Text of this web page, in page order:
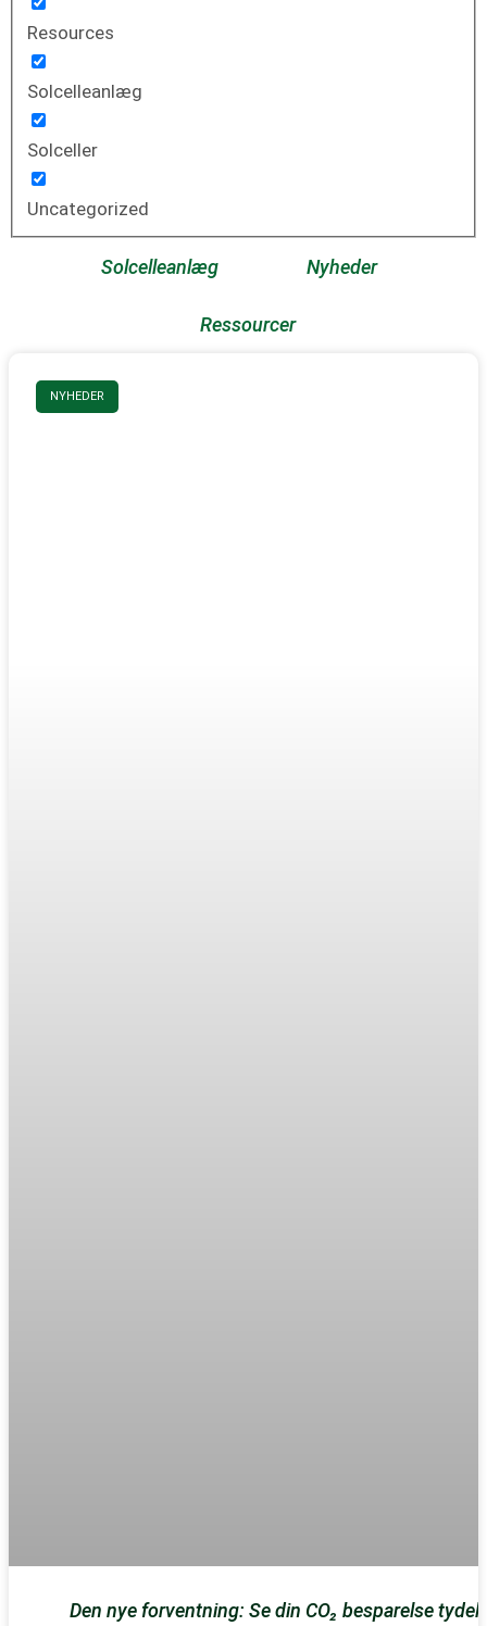
Resources
Solcelleanlæg
Solceller
Uncategorized
Solcelleanlæg Nyheder
Ressourcer
NYHEDER
Den nye forventning: Se din CO₂ besparelse